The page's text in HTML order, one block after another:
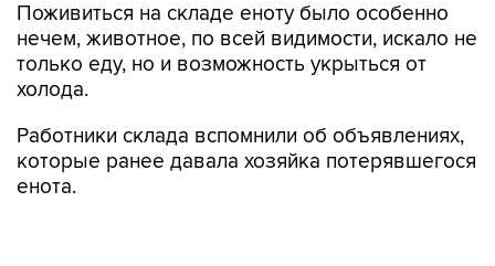
Поживиться на складе еноту было особенно
нечем, животное, по всей видимости, искало не
только еду, но и возможность укрыться от
холода.
Работники склада вспомнили об объявлениях,
которые ранее давала хозяйка потерявшегося
енота.